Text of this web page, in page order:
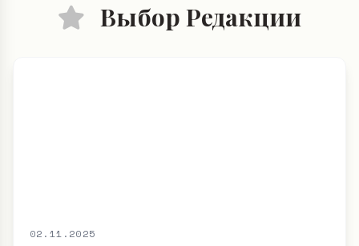
Выбор Редакции
02.11.2025